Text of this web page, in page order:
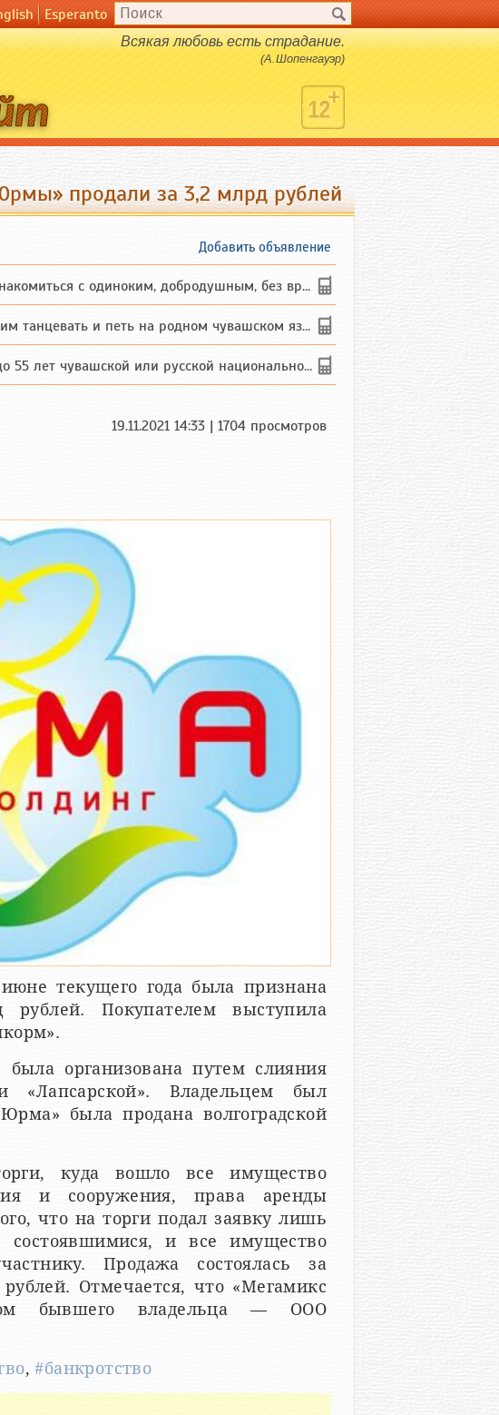
Esperanto
Всякая любовь есть страдание.
(А.Шопенгауэр)
продали за 3,2 млрд рублей
Добавить объявление
с одиноким, добродушным, без вредных ...
и петь на родном чувашском языке
чувашской или русской национальности дл...
19.11.2021 14:33 | 1704 просмотров
текущего года была признана
Покупателем выступила
организована путем слияния
Владельцем был
была продана волгоградской
куда вошло все имущество
и сооружения, права аренды
что на торги подал заявку лишь
и все имущество
Продажа состоялась за
Отмечается, что «Мегамикс
бывшего владельца — ООО
,#банкротство